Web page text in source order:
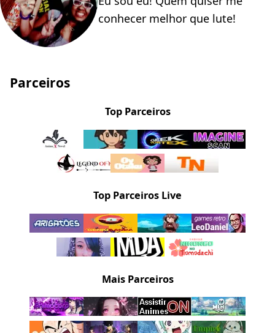
conhecer melhor que lute!
Parceiros
Top Parceiros
Top Parceiros Live
Mais Parceiros